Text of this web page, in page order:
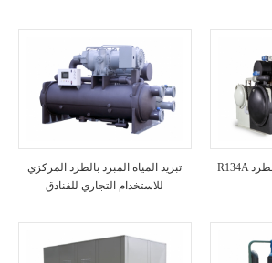
تبريد المياه المبرد بالطرد المركزي
للاستخدام التجاري للفنادق
R134A مبرد الماء النفط مبرد الطرد